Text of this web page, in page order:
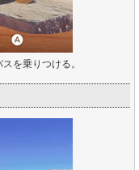
を乗りつける。